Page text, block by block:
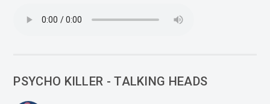
PSYCHO KILLER - TALKING HEADS